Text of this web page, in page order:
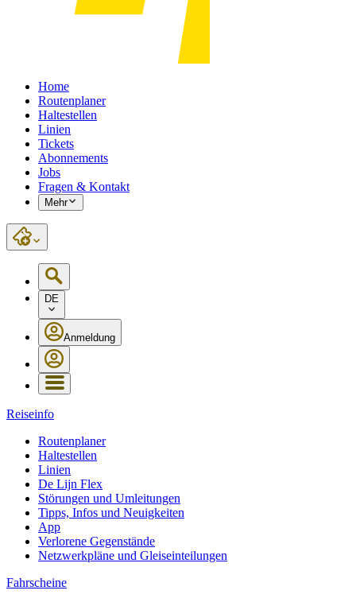
Home
Routenplaner
Haltestellen
Linien
Tickets
Abonnements
Jobs
Fragen & Kontakt
Mehr
DE
Anmeldung
Reiseinfo
Routenplaner
Haltestellen
Linien
De Lijn Flex
Störungen und Umleitungen
Tipps, Infos und Neuigkeiten
App
Verlorene Gegenstände
Netzwerkpläne und Gleiseinteilungen
Fahrscheine